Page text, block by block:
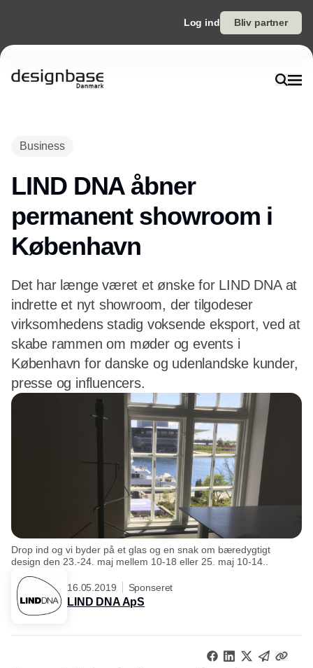
Log ind Bliv partner
Business
LIND DNA åbner
permanent showroom i
København
Det har længe været et ønske for LIND DNA at
indrette et nyt showroom, der tilgodeser
virksomhedens stadig voksende eksport, ved at
skabe rammen om møder og events i
København for danske og udenlandske kunder,
presse og influencers.
Drop ind og vi byder på et glas og en snak om bæredygtigt
design den 23.-24. maj mellem 10-18 eller 25. maj 10-14..
16.05.2019 Sponseret
LIND DNA ApS